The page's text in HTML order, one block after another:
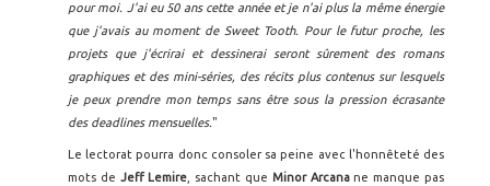
pour moi. J'ai eu 50 ans cette année et je n'ai plus la même énergie
que j'avais au moment de Sweet Tooth. Pour le futur proche, les
projets que j'écrirai et dessinerai seront sûrement des romans
graphiques et des mini-séries, des récits plus contenus sur lesquels
je peux prendre mon temps sans être sous la pression écrasante
des deadlines mensuelles."
Le lectorat pourra donc consoler sa peine avec l'honnêteté des
mots de Jeff Lemire , sachant que Minor Arcanane manque pas